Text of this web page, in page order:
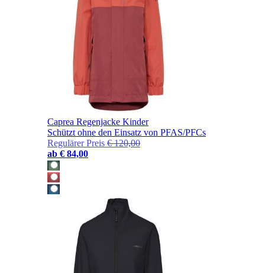
Caprea Regenjacke Kinder
Schützt ohne den Einsatz von PFAS/PFCs
Regulärer Preis € 120,00
ab € 84,00